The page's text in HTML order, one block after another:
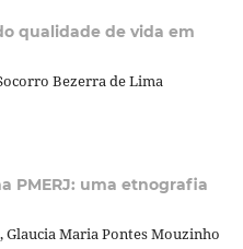
qualidade de vida em
Bezerra de Lima
PMERJ: uma etnografia
Maria Pontes Mouzinho